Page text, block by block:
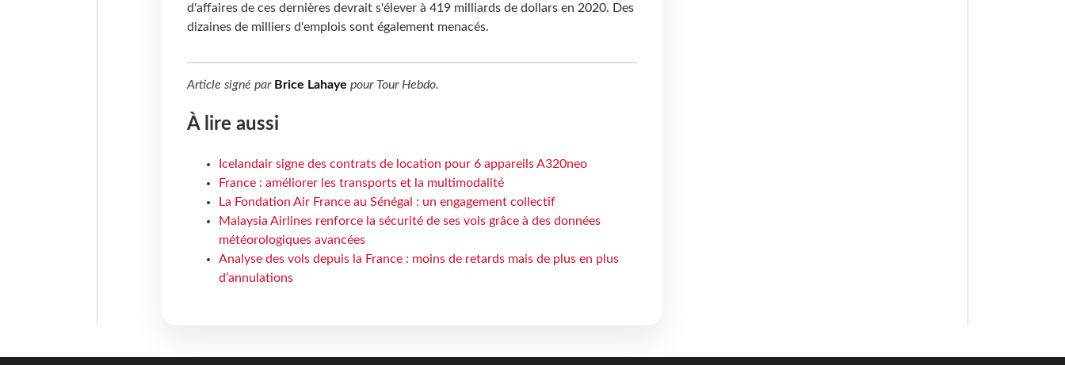
d'affaires de ces dernières devrait s'élever à 419 milliards de dollars en 2020. Des
dizaines de milliers d'emplois sont également menacés.
Article signé par Brice Lahaye pour Tour Hebdo.
À lire aussi
Icelandair signe des contrats de location pour 6 appareils A320neo
France : améliorer les transports et la multimodalité
La Fondation Air France au Sénégal : un engagement collectif
Malaysia Airlines renforce la sécurité de ses vols grâce à des données
météorologiques avancées
Analyse des vols depuis la France : moins de retards mais de plus en plus
d’annulations